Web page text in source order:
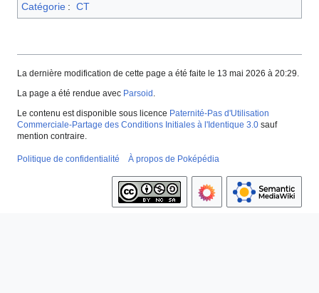
Catégorie : CT
La dernière modification de cette page a été faite le 13 mai 2026 à 20:29.
La page a été rendue avec Parsoid .
Le contenu est disponible sous licence Paternité-Pas d'Utilisation
Commerciale-Partage des Conditions Initiales à l'Identique 3.0 sauf
mention contraire.
Politique de confidentialité À propos de Poképédia